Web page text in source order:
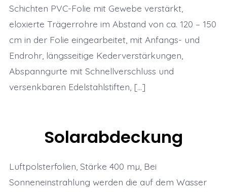
Schichten PVC-Folie mit Gewebe verstärkt,
eloxierte Trägerrohre im Abstand von ca. 120 – 150
cm in der Folie eingearbeitet, mit Anfangs- und
Endrohr, längsseitige Kederverstärkungen,
Abspanngurte mit Schnellverschluss und
versenkbaren Edelstahlstiften, […]
Solarabdeckung
Luftpolsterfolien, Stärke 400 mµ, Bei
Sonneneinstrahlung werden die auf dem Wasser